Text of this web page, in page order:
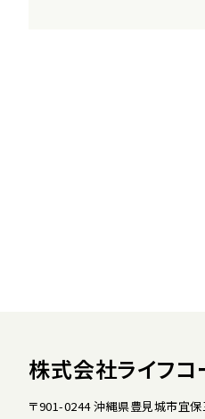
株式会社ライフコ
〒901-0244 沖縄県豊見城市宜